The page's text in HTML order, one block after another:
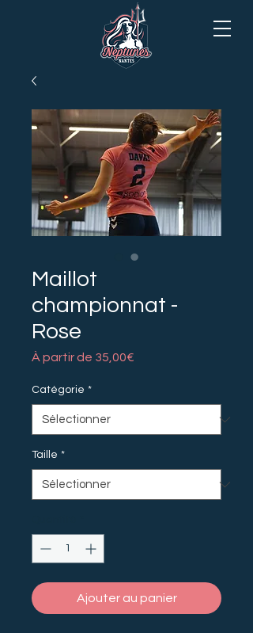
Maillot
championnat -
Rose
À partir de 35,00€
Catégorie *
Taille *
Ajouter au panier